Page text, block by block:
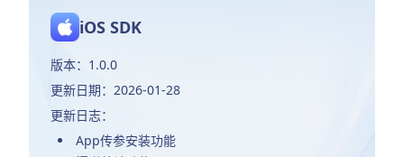
iOS SDK
版本：1.0.0
更新日期：2026-01-28
更新日志：
App传参安装功能